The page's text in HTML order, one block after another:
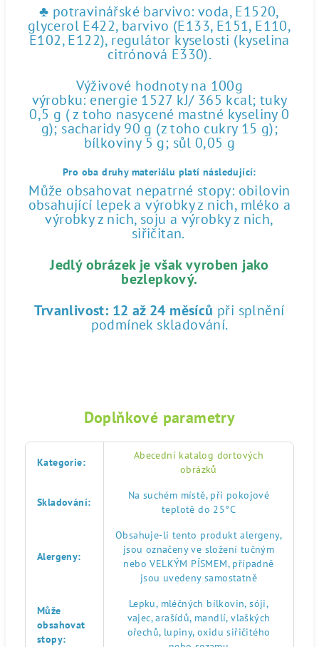
♣ potravinářské barvivo: voda, E1520,
glycerol E422, barvivo (E133, E151, E110,
E102, E122), regulátor kyselosti (kyselina
citrónová E330).
Výživové hodnoty na 100g
výrobku: energie 1527 kJ/ 365 kcal; tuky
0,5 g ( z toho nasycené mastné kyseliny 0
g); sacharidy 90 g (z toho cukry 15 g);
bílkoviny 5 g; sůl 0,05 g
Pro oba druhy materiálu platí následující:
Může obsahovat nepatrné stopy: obilovin
obsahující lepek a výrobky z nich, mléko a
výrobky z nich, soju a výrobky z nich,
siřičitan.
Jedlý obrázek je však vyroben jako
bezlepkový.
Trvanlivost: 12 až 24 měsíců při splnění
podmínek skladování.
Doplňkové parametry
Kategorie:
Abecední katalog dortových
obrázků
Skladování:
Na suchém místě, při pokojové
teplotě do 25°C
Alergeny:
Obsahuje-li tento produkt alergeny,
jsou označeny ve složení tučným
nebo VELKÝM PÍSMEM, případně
jsou uvedeny samostatně
Může
obsahovat
stopy:
Lepku, mléčných bílkovin, sóji,
vajec, arašídů, mandlí, vlaškých
ořechů, lupiny, oxidu siřičitého